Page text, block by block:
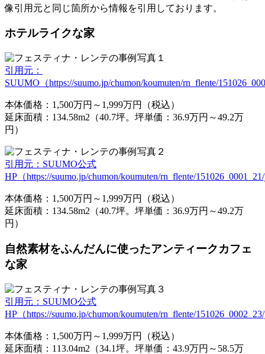
像引用元と同じ箇所から情報を引用しております。
ホテルライクな家
引用元：
SUUMO（https://suumo.jp/chumon/koumuten/rn_flente/
本体価格：1,500万円～1,999万円（税込）
延床面積：134.58m2（40.7坪。坪単価：36.9万円～49.2万
円）
引用元：SUUMO公式
HP（https://suumo.jp/chumon/koumuten/rn_flente/
本体価格：1,500万円～1,999万円（税込）
延床面積：134.58m2（40.7坪。坪単価：36.9万円～49.2万
円）
自然素材をふんだんに使ったアンティークカフェ
な家
引用元：SUUMO公式
HP（https://suumo.jp/chumon/koumuten/rn_flente/
本体価格：1,500万円～1,999万円（税込）
延床面積：113.04m2（34.1坪。坪単価：43.9万円～58.5万